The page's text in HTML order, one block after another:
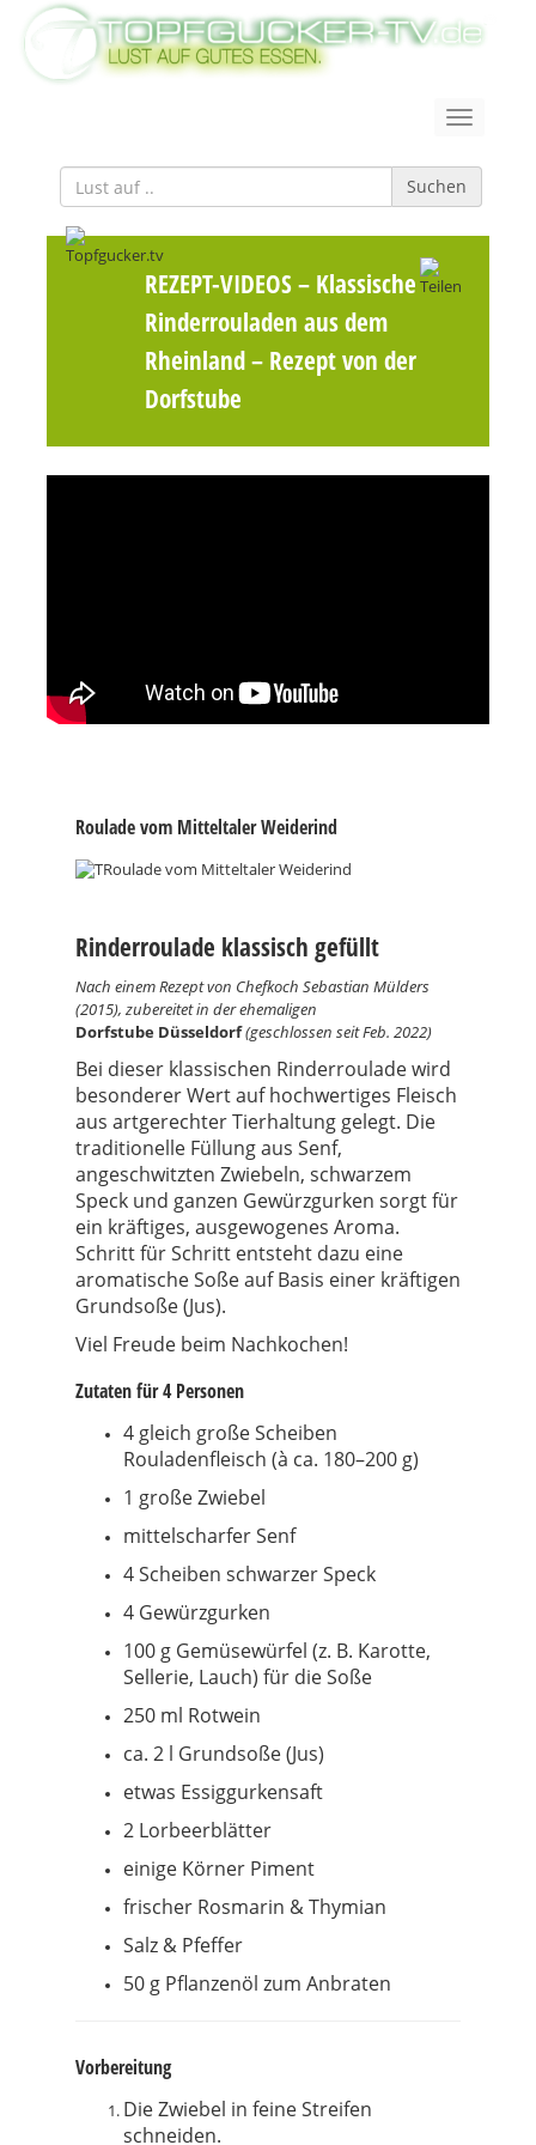
Suchen
REZEPT-VIDEOS– Klassische
Rinderrouladen aus dem
Rheinland – Rezept von der
Dorfstube
Roulade vom Mitteltaler Weiderind
Rinderroulade klassisch gefüllt
Nach einem Rezept von Chefkoch Sebastian Mülders
(2015), zubereitet in der ehemaligen
Dorfstube Düsseldorf(geschlossen seit Feb. 2022)
Bei dieser klassischen Rinderroulade wird
besonderer Wert auf hochwertiges Fleisch
aus artgerechter Tierhaltung gelegt. Die
traditionelle Füllung aus Senf,
angeschwitzten Zwiebeln, schwarzem
Speck und ganzen Gewürzgurken sorgt für
ein kräftiges, ausgewogenes Aroma.
Schritt für Schritt entsteht dazu eine
aromatische Soße auf Basis einer kräftigen
Grundsoße (Jus).
Viel Freude beim Nachkochen!
Zutaten für 4 Personen
4 gleich große Scheiben
Rouladenfleisch (à ca. 180–200 g)
1 große Zwiebel
mittelscharfer Senf
4 Scheiben schwarzer Speck
4 Gewürzgurken
100 g Gemüsewürfel (z. B. Karotte,
Sellerie, Lauch) für die Soße
250 ml Rotwein
ca. 2 l Grundsoße (Jus)
etwas Essiggurkensaft
2 Lorbeerblätter
einige Körner Piment
frischer Rosmarin & Thymian
Salz & Pfeffer
50 g Pflanzenöl zum Anbraten
Vorbereitung
Die Zwiebel in feine Streifen
schneiden.